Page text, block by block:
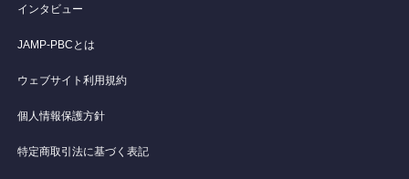
インタビュー
JAMP-PBCとは
ウェブサイト利用規約
個人情報保護方針
特定商取引法に基づく表記